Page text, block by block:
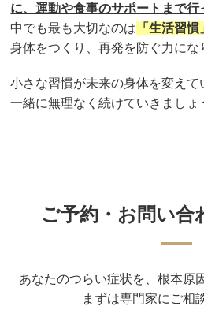
に、運動や食事のサポートまで行
中でも最も大切なのは 「生活習慣
身体をつくり、再発を防ぐ力にな
小さな習慣が未来の身体を変えて
一緒に無理なく続けていきましょ
ご予約・お問い合
あなたのつらい症状を、根本原
まずは専門家にご相